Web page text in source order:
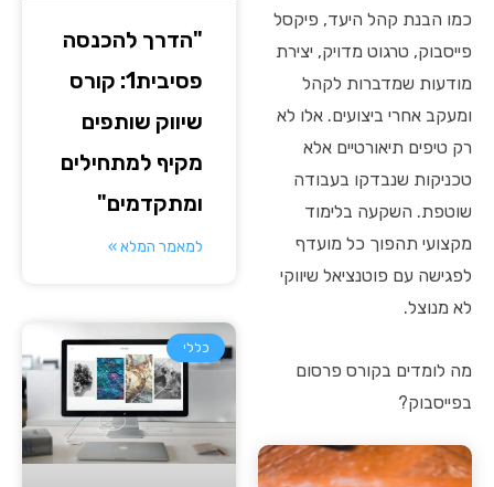
כמו הבנת קהל היעד, פיקסל
פייסבוק, טרגוט מדויק, יצירת
מודעות שמדברות לקהל
ומעקב אחרי ביצועים. אלו לא
רק טיפים תיאורטיים אלא
טכניקות שנבדקו בעבודה
שוטפת. השקעה בלימוד
מקצועי תהפוך כל מועדף
לפגישה עם פוטנציאל שיווקי
לא מנוצל.
מה לומדים בקורס פרסום
בפייסבוק?
"הדרך להכנסה
פסיבית1: קורס
שיווק שותפים
מקיף למתחילים
ומתקדמים"
למאמר המלא »
כללי